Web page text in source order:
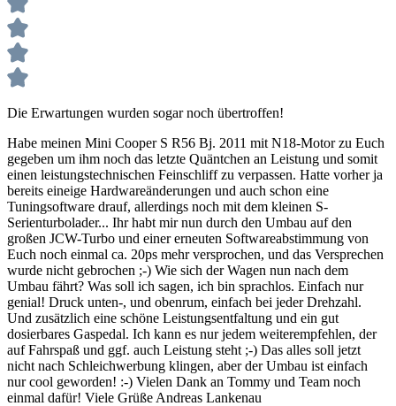
Die Erwartungen wurden sogar noch übertroffen!
Habe meinen Mini Cooper S R56 Bj. 2011 mit N18-Motor zu Euch
gegeben um ihm noch das letzte Quäntchen an Leistung und somit
einen leistungstechnischen Feinschliff zu verpassen. Hatte vorher ja
bereits eineige Hardwareänderungen und auch schon eine
Tuningsoftware drauf, allerdings noch mit dem kleinen S-
Serienturbolader... Ihr habt mir nun durch den Umbau auf den
großen JCW-Turbo und einer erneuten Softwareabstimmung von
Euch noch einmal ca. 20ps mehr versprochen, und das Versprechen
wurde nicht gebrochen ;-) Wie sich der Wagen nun nach dem
Umbau fährt? Was soll ich sagen, ich bin sprachlos. Einfach nur
genial! Druck unten-, und obenrum, einfach bei jeder Drehzahl.
Und zusätzlich eine schöne Leistungsentfaltung und ein gut
dosierbares Gaspedal. Ich kann es nur jedem weiterempfehlen, der
auf Fahrspaß und ggf. auch Leistung steht ;-) Das alles soll jetzt
nicht nach Schleichwerbung klingen, aber der Umbau ist einfach
nur cool geworden! :-) Vielen Dank an Tommy und Team noch
einmal dafür! Viele Grüße Andreas Lankenau